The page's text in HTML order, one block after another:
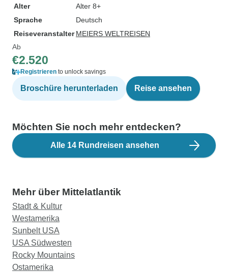
Alter
Alter 8+
Sprache
Deutsch
Reiseveranstalter MEIERS WELTREISEN
Ab
€2.520
Registrieren to unlock savings
Broschüre herunterladen Reise ansehen
Möchten Sie noch mehr entdecken?
Alle 14 Rundreisen ansehen
Mehr über Mittelatlantik
Stadt & Kultur
Westamerika
Sunbelt USA
USA Südwesten
Rocky Mountains
Ostamerika